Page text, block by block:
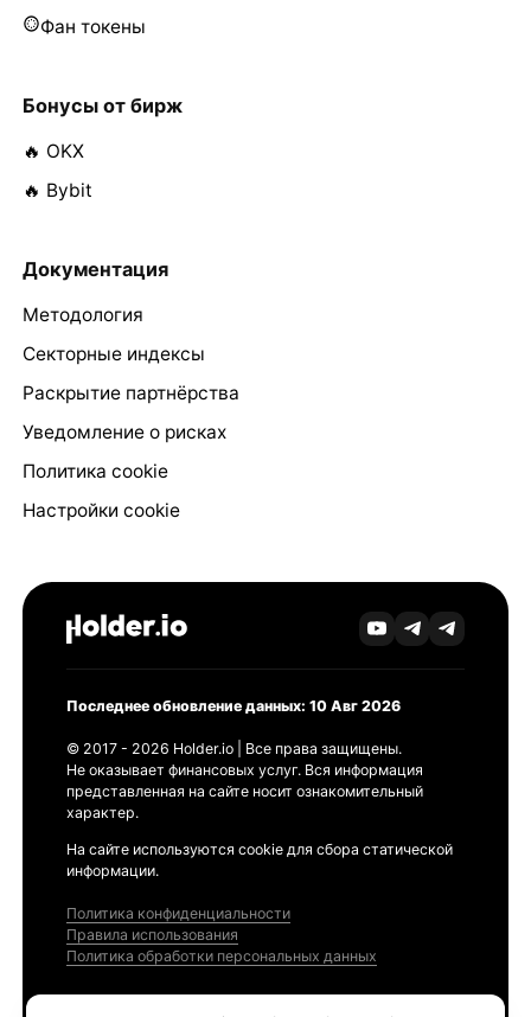
Фан токены
Бонусы от бирж
🔥 OKX
🔥 Bybit
Документация
Методология
Секторные индексы
Раскрытие партнёрства
Уведомление о рисках
Политика cookie
Настройки cookie
Последнее обновление данных: 10 Авг 2026
© 2017 - 2026 Holder.io | Все права защищены.
Не оказывает финансовых услуг. Вся информация
представленная на сайте носит ознакомительный
характер.
На сайте используются cookie для сбора статической
информации.
Политика конфиденциальности
Правила использования
Политика обработки персональных данных